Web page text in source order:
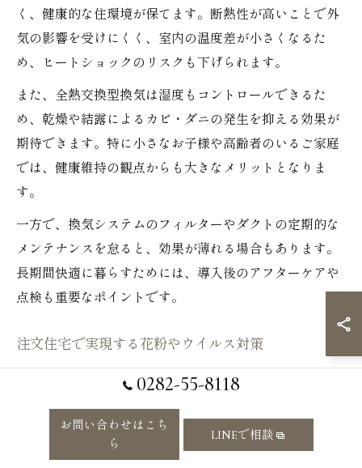
く、健康的な住環境が保てます。断熱性が高いことで外
気の影響を受けにくく、室内の温度差が小さくなるた
め、ヒートショックのリスクも下げられます。
また、全熱交換型換気は湿度もコントロールできるた
め、乾燥や結露によるカビ・ダニの発生を抑える効果が
期待できます。特に小さなお子様や高齢者のいるご家庭
では、健康維持の観点からも大きなメリットとなりま
す。
一方で、換気システムのフィルターやダクトの定期的な
メンテナンスを怠ると、効果が薄れる場合もあります。
長期間快適に暮らすためには、導入後のアフターケアや
点検も重要なポイントです。
注文住宅で実現する花粉やウイルス対策
栃木県栃木市では春先の花粉や冬場のウイルス対策が大
テム導入により、室内に侵入する花粉やウイルス、ホコ
リを高性能フィルターで大幅にカットできます。窓を開
0282-55-8118
お問い合わせはこち
ら
LINEで相談